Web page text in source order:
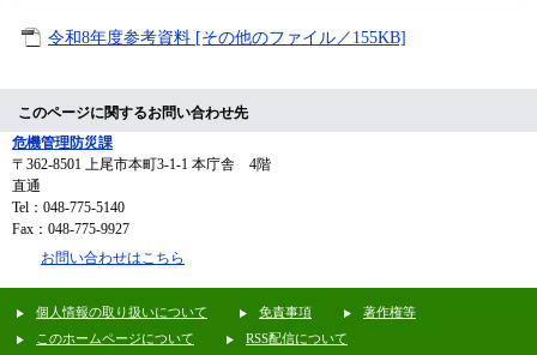
令和8年度参考資料 [その他のファイル／155KB]
このページに関するお問い合わせ先
危機管理防災課
〒362-8501
上尾市本町3-1-1 本庁舎 4階
直通
Tel：048-775-5140
Fax：048-775-9927
お問い合わせはこちら
個人情報の取り扱いについて 免責事項
著作権等
このホームページについて
RSS配信について